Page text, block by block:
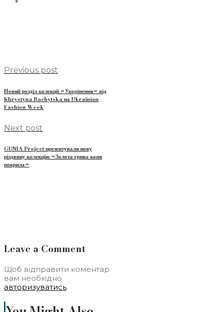
Previous post
Новий розділ колекції «Укорінення» від
Khrystyna Rachytska на Ukrainian
Fashion Week
Next post
GUNIA Project презентували нову
різдвяну колекцію «Золота грива коня
покрила»
Leave a Comment
Щоб відправити коментар
вам необхідно
авторизуватись.